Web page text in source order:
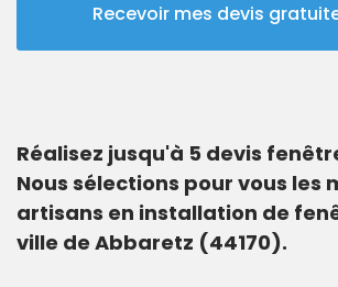
Recevoir mes devis
Réalisez jusqu'à 5 devis
Nous sélections pour vous les
artisans en installation de
ville de Abbaretz (44170).